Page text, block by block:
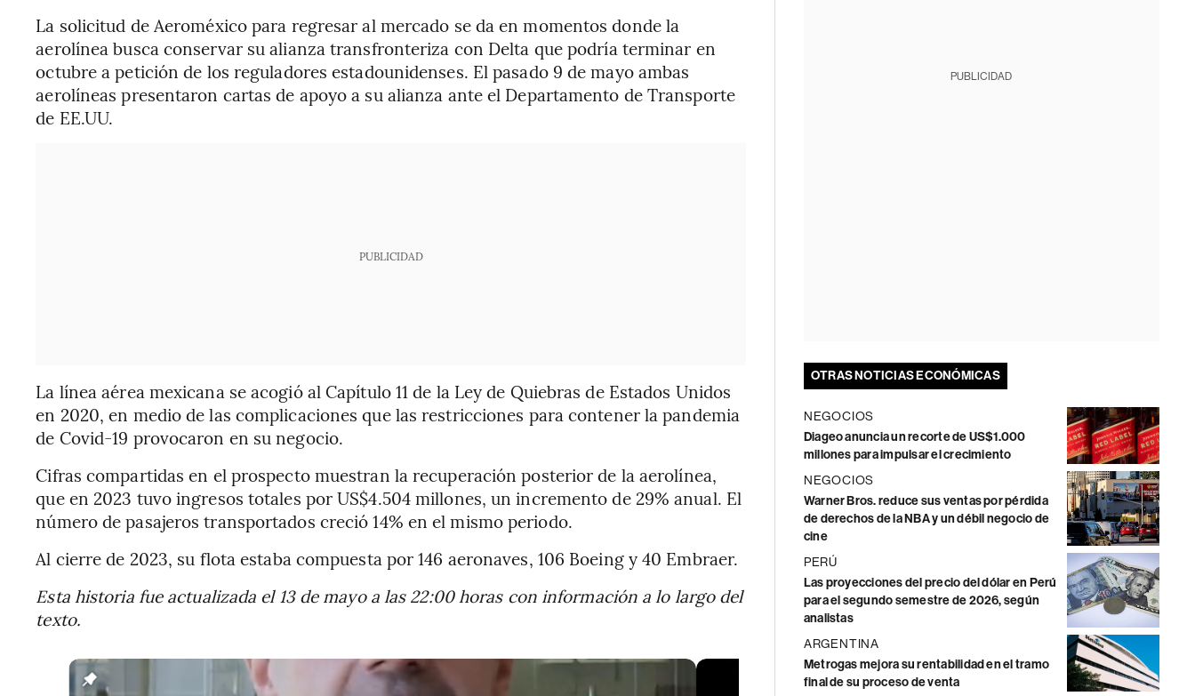
La solicitud de Aeroméxico para regresar al mercado se da en momentos donde la
aerolínea busca conservar su alianza transfronteriza con Delta que podría terminar en
octubre a petición de los reguladores estadounidenses. El pasado 9 de mayo ambas
aerolíneas presentaron cartas de apoyo a su alianza ante el Departamento de Transporte
de EE.UU.
PUBLICIDAD
La línea aérea mexicana se acogió al Capítulo 11 de la Ley de Quiebras de Estados Unidos
en 2020, en medio de las complicaciones que las restricciones para contener la pandemia
de Covid-19 provocaron en su negocio.
Cifras compartidas en el prospecto muestran la recuperación posterior de la aerolínea,
que en 2023 tuvo ingresos totales por US$4.504 millones, un incremento de 29% anual. El
número de pasajeros transportados creció 14% en el mismo periodo.
Al cierre de 2023, su flota estaba compuesta por 146 aeronaves, 106 Boeing y 40 Embraer.
Esta historia fue actualizada el 13 de mayo a las 22:00 horas con información a lo largo del
texto.
PUBLICIDAD
OTRAS NOTICIAS ECONÓMICAS
NEGOCIOS
Diageo anuncia un recorte de US$1.000
millones para impulsar el crecimiento
NEGOCIOS
Warner Bros. reduce sus ventas por pérdida
de derechos de la NBA y un débil negocio de
cine
PERÚ
Las proyecciones del precio del dólar en Perú
para el segundo semestre de 2026, según
analistas
ARGENTINA
Metrogas mejora su rentabilidad en el tramo
final de su proceso de venta